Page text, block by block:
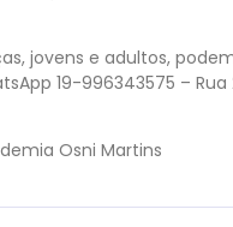
jovens e adultos,
19-996343575 – Rua
Osni Martins